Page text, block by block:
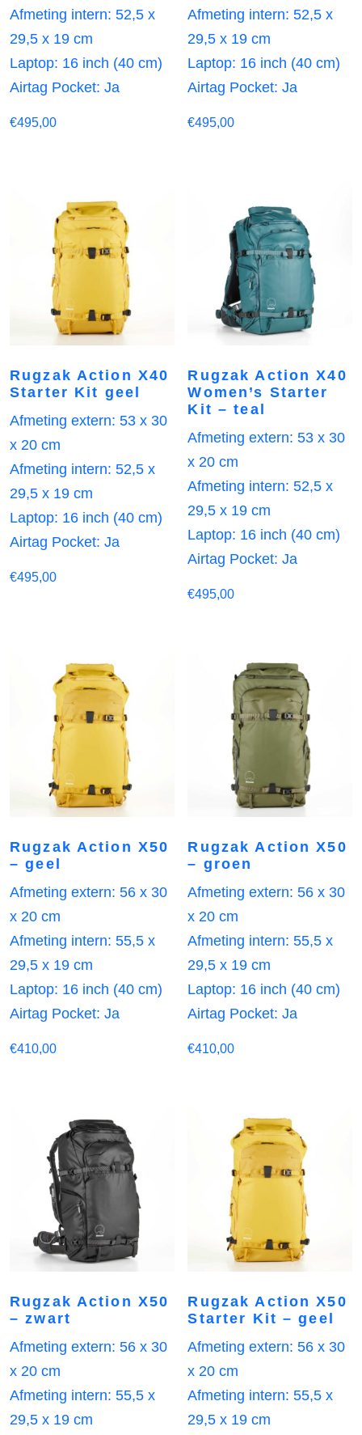
Afmeting intern: 52,5 x
29,5 x 19 cm
Laptop: 16 inch (40 cm)
Airtag Pocket: Ja
€495,00
Afmeting intern: 52,5 x
29,5 x 19 cm
Laptop: 16 inch (40 cm)
Airtag Pocket: Ja
€495,00
Rugzak Action X40
Starter Kit geel
Afmeting extern: 53 x 30
x 20 cm
Afmeting intern: 52,5 x
29,5 x 19 cm
Laptop: 16 inch (40 cm)
Airtag Pocket: Ja
€495,00
Rugzak Action X40
Women’s Starter
Kit – teal
Afmeting extern: 53 x 30
x 20 cm
Afmeting intern: 52,5 x
29,5 x 19 cm
Laptop: 16 inch (40 cm)
Airtag Pocket: Ja
€495,00
Rugzak Action X50
– geel
Afmeting extern: 56 x 30
x 20 cm
Afmeting intern: 55,5 x
29,5 x 19 cm
Laptop: 16 inch (40 cm)
Airtag Pocket: Ja
€410,00
Rugzak Action X50
– groen
Afmeting extern: 56 x 30
x 20 cm
Afmeting intern: 55,5 x
29,5 x 19 cm
Laptop: 16 inch (40 cm)
Airtag Pocket: Ja
€410,00
Rugzak Action X50
– zwart
Afmeting extern: 56 x 30
x 20 cm
Afmeting intern: 55,5 x
29,5 x 19 cm
Rugzak Action X50
Starter Kit – geel
Afmeting extern: 56 x 30
x 20 cm
Afmeting intern: 55,5 x
29,5 x 19 cm